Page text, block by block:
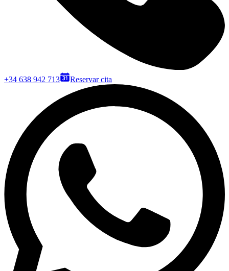
+34 638 942 713 Reservar cita